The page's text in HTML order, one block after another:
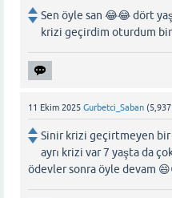
Sen öyle san 😂😂 dört
krizi geçirdim oturdum bir
11 Ekim 2025 Gurbetci_Saban (5,937
Sinir krizi geçirtmeyen bir
ayrı krizi var 7 yaşta da
ödevler sonra öyle devam